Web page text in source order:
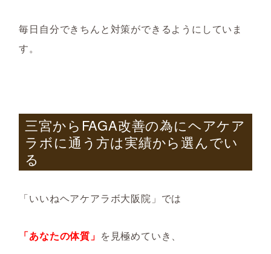
毎日自分できちんと対策ができるようにしていま
す。
三宮から FAGA改善の為にヘアケア
ラボに通う方は実績から選んでい
る
「いいねヘアケアラボ大阪院」では
「あなたの体質」 を見極めていき、